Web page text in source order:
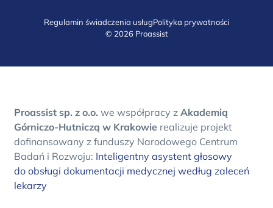
Regulamin świadczenia usługPolityka prywatności
© 2026 Proassist
Proassist sp. z o.o. we współpracy z Akademią
Górniczo-Hutniczą w Krakowie realizuje projekt
dofinansowany z funduszy Narodowego Centrum
Badań i Rozwoju: Inteligentny asystent głosowy
do obsługi dokumentacji medycznej według zaleceń
lekarzy